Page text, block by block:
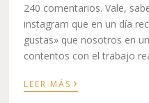
240 comentarios. Vale,
instagram que en un día
gustas» que nosotros en
contentos con el trabajo
LEER MÁS ›